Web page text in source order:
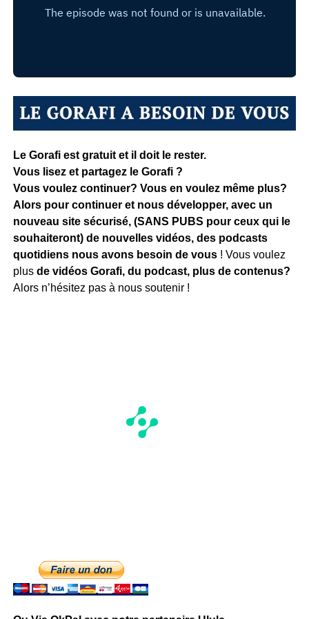
Le Gorafi est gratuit et il doit le rester.
Vous lisez et partagez le Gorafi ?
Vous voulez continuer? Vous en voulez même plus?
Alors pour continuer et nous développer, avec un
nouveau site sécurisé, (SANS PUBS pour ceux qui le
souhaiteront) de nouvelles vidéos, des podcasts
quotidiens nous avons besoin de vous ! Vous voulez
plus de vidéos Gorafi, du podcast, plus de contenus?
Alors n’hésitez pas à nous soutenir !